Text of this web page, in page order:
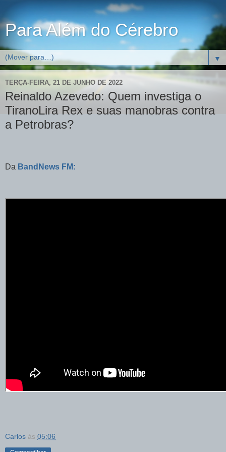
Para Além do Cérebro
▼
TERÇA-FEIRA, 21 DE JUNHO DE 2022
Reinaldo Azevedo: Quem investiga o
TiranoLira Rex e suas manobras contra
a Petrobras?
Da BandNews FM:
Carlos às 05:06